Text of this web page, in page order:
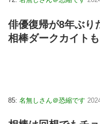
俳優復帰が8年ぶり
相棒ダークカイト
85: 名無しさん＠恐縮です